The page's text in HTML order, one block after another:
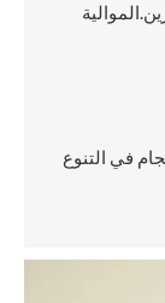
في التنوع